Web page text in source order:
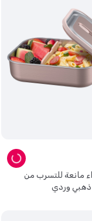
مانعة للتسرب من
- ذهبي وردي